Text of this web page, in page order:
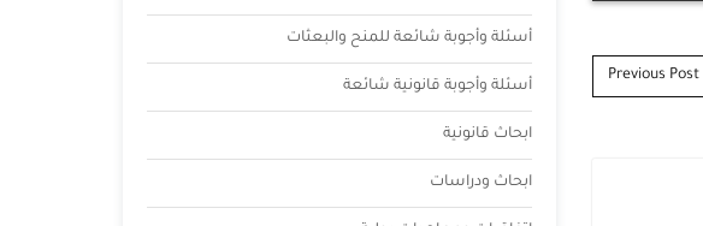
Previous Post
أسئلة وأجوبة شائعة للمنح والبعثات
أسئلة وأجوبة قانونية شائعة
ابحاث قانونية
ابحاث ودراسات